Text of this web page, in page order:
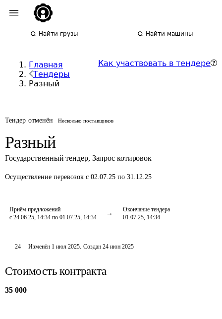
Найти грузы Найти машины
Главная
Тендеры
Разный
Как участвовать в тендере
Тендер отменён Несколько поставщиков
Разный
Государственный тендер, Запрос котировок
Осуществление перевозок с 02.07.25 по 31.12.25
Приём предложений
с 24.06.25, 14:34 по 01.07.25, 14:34
Окончание тендера
01.07.25, 14:34
24 Изменён 1 июл 2025. Создан 24 июн 2025
Стоимость контракта
35 000